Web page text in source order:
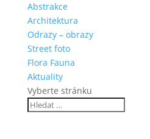
Abstrakce
Architektura
Odrazy – obrazy
Street foto
Flora Fauna
Aktuality
Vyberte stránku